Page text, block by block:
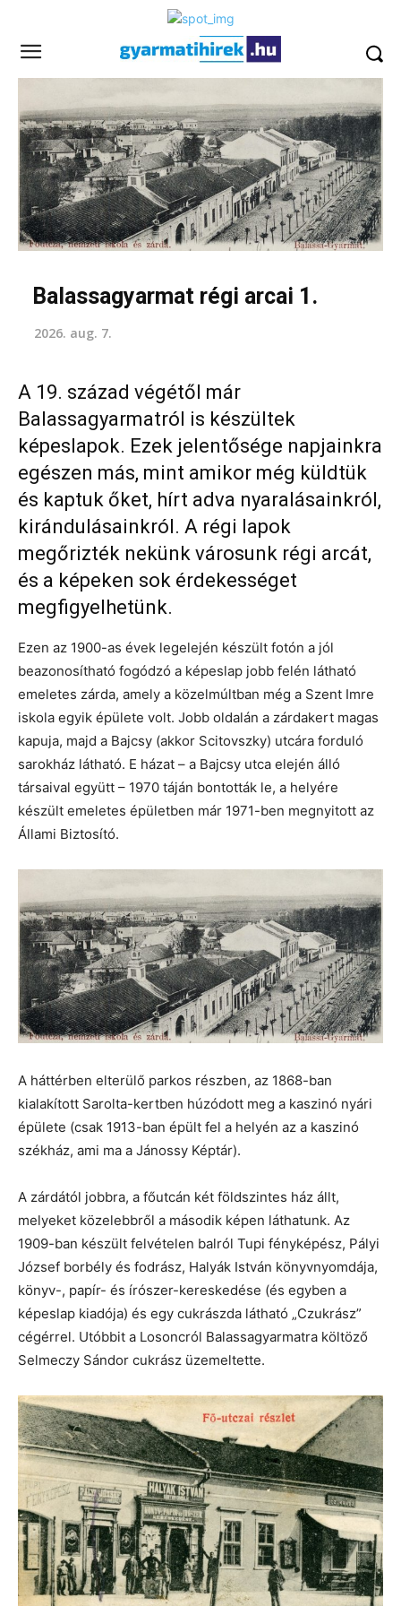
Balassagyarmat régi arcai 1.
2026. aug. 7.
A 19. század végétől már
Balassagyarmatról is készültek
képeslapok. Ezek jelentősége napjainkra
egészen más, mint amikor még küldtük
és kaptuk őket, hírt adva nyaralásainkról,
kirándulásainkról. A régi lapok
megőrizték nekünk városunk régi arcát,
és a képeken sok érdekességet
megfigyelhetünk.
Ezen az 1900-as évek legelején készült fotón a jól
beazonosítható fogódzó a képeslap jobb felén látható
emeletes zárda, amely a közelmúltban még a Szent Imre
iskola egyik épülete volt. Jobb oldalán a zárdakert magas
kapuja, majd a Bajcsy (akkor Scitovszky) utcára forduló
sarokház látható. E házat – a Bajcsy utca elején álló
társaival együtt – 1970 táján bontották le, a helyére
készült emeletes épületben már 1971-ben megnyitott az
Állami Biztosító.
A háttérben elterülő parkos részben, az 1868-ban
kialakított Sarolta-kertben húzódott meg a kaszinó nyári
épülete (csak 1913-ban épült fel a helyén az a kaszinó
székház, ami ma a Jánossy Képtár).
A zárdától jobbra, a főutcán két földszintes ház állt,
melyeket közelebbről a második képen láthatunk. Az
1909-ban készült felvételen balról Tupi fényképész, Pályi
József borbély és fodrász, Halyák István könyvnyomdája,
könyv-, papír- és írószer-kereskedése (és egyben a
képeslap kiadója) és egy cukrászda látható „Czukrász”
cégérrel. Utóbbit a Losoncról Balassagyarmatra költöző
Selmeczy Sándor cukrász üzemeltette.